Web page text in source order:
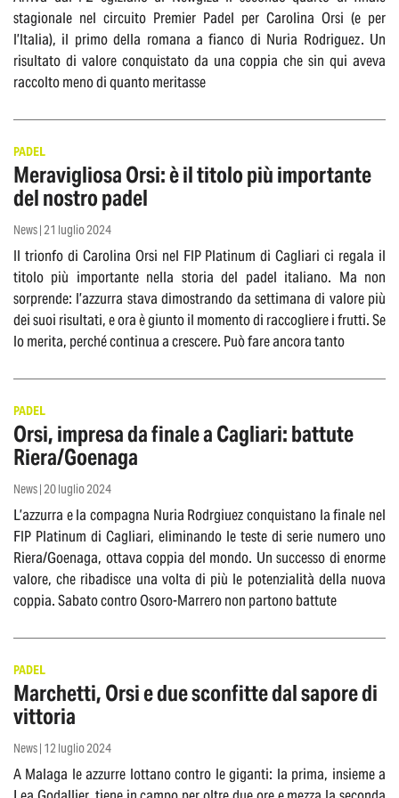
stagionale nel circuito Premier Padel per Carolina Orsi (e per
l’Italia), il primo della romana a fianco di Nuria Rodriguez. Un
risultato di valore conquistato da una coppia che sin qui aveva
raccolto meno di quanto meritasse
PADEL
Meravigliosa Orsi: è il titolo più importante
del nostro padel
News | 21 luglio 2024
Il trionfo di Carolina Orsi nel FIP Platinum di Cagliari ci regala il
titolo più importante nella storia del padel italiano. Ma non
sorprende: l’azzurra stava dimostrando da settimana di valore più
dei suoi risultati, e ora è giunto il momento di raccogliere i frutti. Se
lo merita, perché continua a crescere. Può fare ancora tanto
PADEL
Orsi, impresa da finale a Cagliari: battute
Riera/Goenaga
News | 20 luglio 2024
L’azzurra e la compagna Nuria Rodrgiuez conquistano la finale nel
FIP Platinum di Cagliari, eliminando le teste di serie numero uno
Riera/Goenaga, ottava coppia del mondo. Un successo di enorme
valore, che ribadisce una volta di più le potenzialità della nuova
coppia. Sabato contro Osoro-Marrero non partono battute
PADEL
Marchetti, Orsi e due sconfitte dal sapore di
vittoria
News | 12 luglio 2024
A Malaga le azzurre lottano contro le giganti: la prima, insieme a